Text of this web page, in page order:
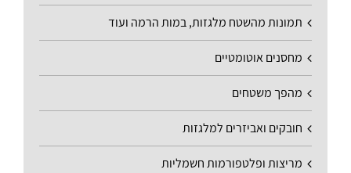
תמונות מהשטח מלגזות, במות הרמה ועוד
מחסנים אוטומטיים
מהפך משטחים
חובקים ואביזרים למלגזות
מריצות ופלטפורמות חשמליות